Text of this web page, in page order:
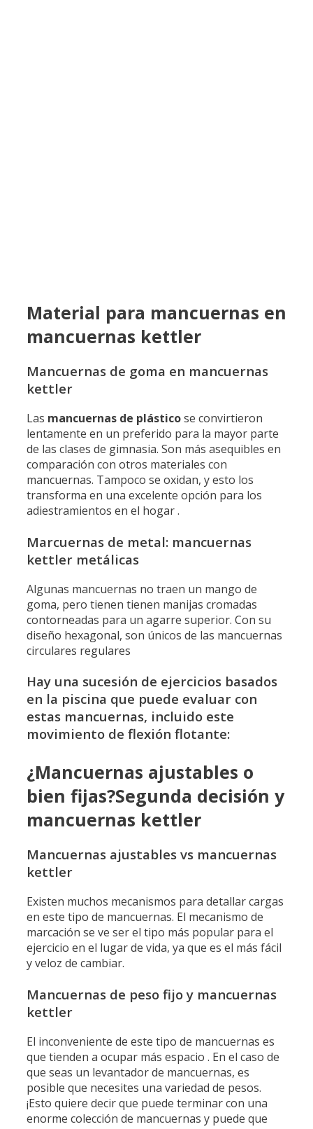
Material para mancuernas en
mancuernas kettler
Mancuernas de goma en mancuernas
kettler
Las mancuernas de plásticose convirtieron
lentamente en un preferido para la mayor parte
de las clases de gimnasia. Son más asequibles en
comparación con otros materiales con
mancuernas. Tampoco se oxidan, y esto los
transforma en una excelente opción para los
adiestramientos en el hogar .
Marcuernas de metal: mancuernas
kettler metálicas
Algunas mancuernas no traen un mango de
goma, pero tienen tienen manijas cromadas
contorneadas para un agarre superior. Con su
diseño hexagonal, son únicos de las mancuernas
circulares regulares
Hay una sucesión de ejercicios basados ​​
en la piscina que puede evaluar con
estas mancuernas, incluido este
movimiento de flexión flotante:
¿Mancuernas ajustables o
bien fijas?Segunda decisión y
mancuernas kettler
Mancuernas ajustables vs mancuernas
kettler
Existen muchos mecanismos para detallar cargas
en este tipo de mancuernas. El mecanismo de
marcación se ve ser el tipo más popular para el
ejercicio en el lugar de vida, ya que es el más fácil
y veloz de cambiar.
Mancuernas de peso fijo y mancuernas
kettler
El inconveniente de este tipo de mancuernas es
que tienden a ocupar más espacio . En el caso de
que seas un levantador de mancuernas, es
posible que necesites una variedad de pesos.
¡Esto quiere decir que puede terminar con una
enorme colección de mancuernas y puede que